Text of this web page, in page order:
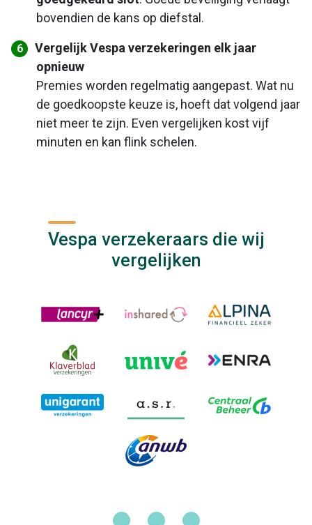
bovendien de kans op diefstal.
Vergelijk Vespa verzekeringen elk jaar
opnieuw
Premies worden regelmatig aangepast. Wat nu
de goedkoopste keuze is, hoeft dat volgend jaar
niet meer te zijn. Even vergelijken kost vijf
minuten en kan flink schelen.
Vespa verzekeraars die wij
vergelijken